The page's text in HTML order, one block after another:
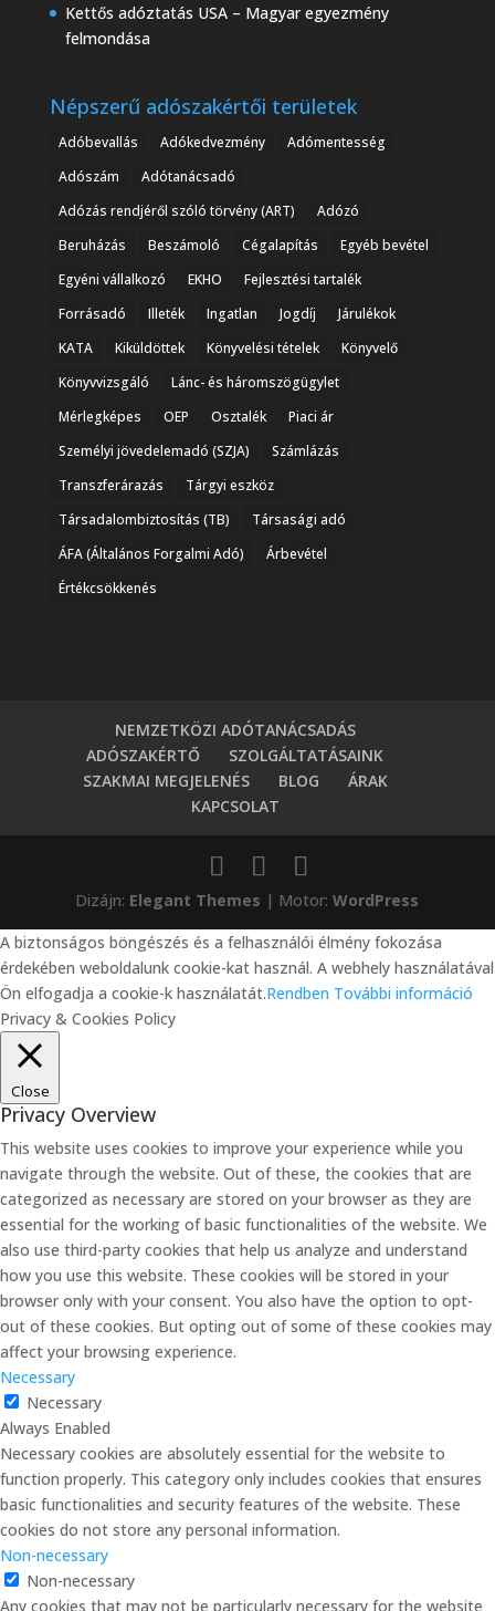
Kettős adóztatás USA – Magyar egyezmény
felmondása
Népszerű adószakértői területek
Adóbevallás Adókedvezmény
Adómentesség
Adószám
Adótanácsadó
Adózás rendjéről szóló törvény (ART)
Adózó
Beruházás
Beszámoló Cégalapítás
Egyéb bevétel
Egyéni vállalkozó
EKHO
Fejlesztési tartalék
Forrásadó
Illeték Ingatlan Jogdíj
Járulékok
KATA
Kiküldöttek Könyvelési tételek
Könyvelő
Könyvvizsgáló
Lánc- és háromszögügylet
Mérlegképes
OEP Osztalék
Piaci ár
Személyi jövedelemadó (SZJA)
Számlázás
Transzferárazás
Tárgyi eszköz
Társadalombiztosítás (TB)
Társasági adó
ÁFA (Általános Forgalmi Adó)
Árbevétel
Értékcsökkenés
NEMZETKÖZI ADÓTANÁCSADÁS
ADÓSZAKÉRTŐ
SZOLGÁLTATÁSAINK
SZAKMAI MEGJELENÉS
BLOG
ÁRAK
KAPCSOLAT
Dizájn: Elegant Themes | Motor:WordPress
A biztonságos böngészés és a felhasználói élmény fokozása
érdekében weboldalunk cookie-kat használ. A webhely használatával
Ön elfogadja a cookie-k használatát.Rendben További információ
Privacy & Cookies Policy
Close
Privacy Overview
This website uses cookies to improve your experience while you
navigate through the website. Out of these, the cookies that are
categorized as necessary are stored on your browser as they are
essential for the working of basic functionalities of the website. We
also use third-party cookies that help us analyze and understand
how you use this website. These cookies will be stored in your
browser only with your consent. You also have the option to opt-
out of these cookies. But opting out of some of these cookies may
affect your browsing experience.
Necessary
Necessary
Always Enabled
Necessary cookies are absolutely essential for the website to
function properly. This category only includes cookies that ensures
basic functionalities and security features of the website. These
cookies do not store any personal information.
Non-necessary
Non-necessary
Any cookies that may not be particularly necessary for the website